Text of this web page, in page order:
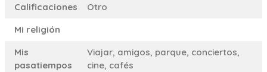
Calificaciones
Otro
Mi religión
Mis
pasatiempos
Viajar, amigos, parque, conciertos,
cine, cafés